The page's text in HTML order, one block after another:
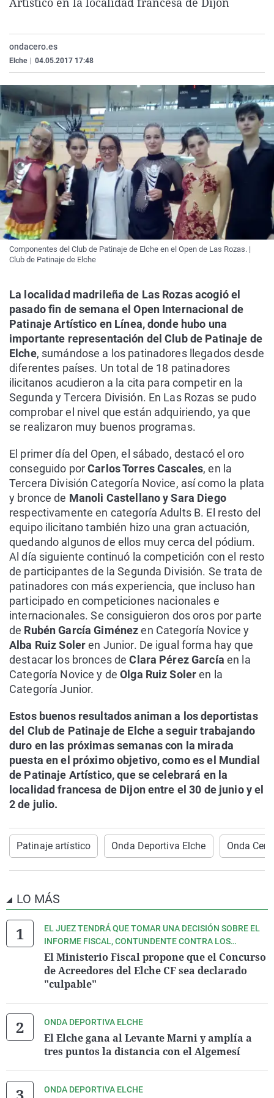
La rosa de los vientos
Gente viajera
Caso
Retornados
Operación Viuda
Extremadura
Galicia
Navarra
País Vasco
Virales
Televisión
ondacero.es
Elche 04.05.2017 17:48
Componentes del Club de Patinaje de Elche en el Open de Las Rozas. |
Club de Patinaje de Elche
La localidad madrileña de Las Rozas acogió el
pasado fin de semana el Open Internacional de
Patinaje Artístico en Línea, donde hubo una
importante representación del Club de Patinaje de
Elche, sumándose a los patinadores llegados desde
diferentes países. Un total de 18 patinadores
ilicitanos acudieron a la cita para competir en la
Segunda y Tercera División. En Las Rozas se pudo
comprobar el nivel que están adquiriendo, ya que
se realizaron muy buenos programas.
El primer día del Open, el sábado, destacó el oro
conseguido porCarlos Torres Cascales, en la
Tercera División Categoría Novice, así como la plata
y bronce de Manoli Castellano y Sara Diego
respectivamente en categoría Adults B. El resto del
equipo ilicitano también hizo una gran actuación,
quedando algunos de ellos muy cerca del pódium.
Al día siguiente continuó la competición con el resto
de participantes de la Segunda División. Se trata de
patinadores con más experiencia, que incluso han
participado en competiciones nacionales e
internacionales. Se consiguieron dos oros por parte
de Rubén García Giménezen Categoría Novice y
Alba Ruiz Soleren Junior. De igual forma hay que
destacar los bronces deClara Pérez García en la
Categoría Novice y deOlga Ruiz Soleren la
Categoría Junior.
Estos buenos resultados animan a los deportistas
del Club de Patinaje de Elche a seguir trabajando
duro en las próximas semanas con la mirada
puesta en el próximo objetivo, como es el Mundial
de Patinaje Artístico, que se celebrará en la
localidad francesa de Dijon entre el 30 de junio y el
2 de julio.
Patinaje artístico Onda Deportiva Elche Onda
LO MÁS
EL JUEZ TENDRÁ QUE TOMAR UNA DECISIÓN SOBRE EL
INFORME FISCAL, CONTUNDENTE CONTRA LOS
IMPLICADOS
El Ministerio Fiscal propone que el Concurso
de Acreedores del Elche CF sea declarado
"culpable"
ONDA DEPORTIVA ELCHE
El Elche gana al Levante Marni y amplía a
tres puntos la distancia con el Algemesí
ONDA DEPORTIVA ELCHE